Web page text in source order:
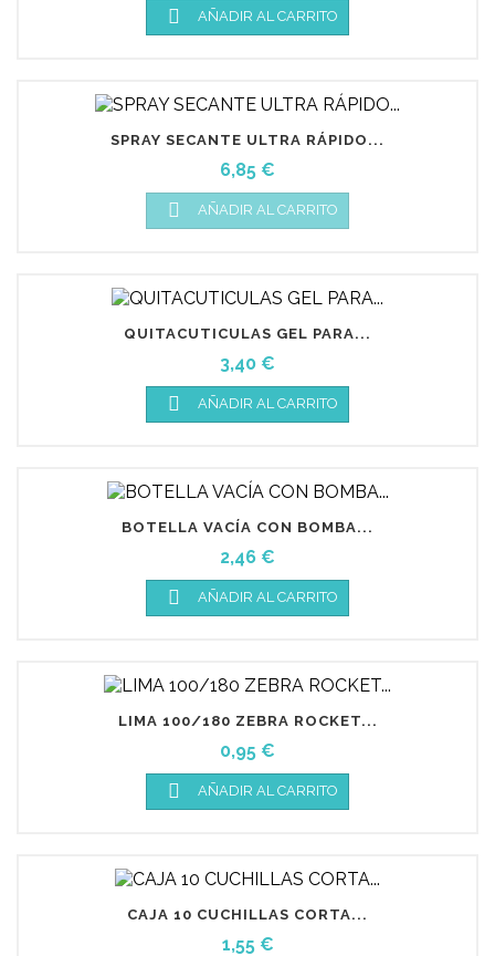
 AÑADIR AL CARRITO
SPRAY SECANTE ULTRA RÁPIDO...
Precio
6,85 €
 AÑADIR AL CARRITO
QUITACUTICULAS GEL PARA...
Precio
3,40 €
 AÑADIR AL CARRITO
BOTELLA VACÍA CON BOMBA...
Precio
2,46 €
 AÑADIR AL CARRITO
LIMA 100/180 ZEBRA ROCKET...
Precio
0,95 €
 AÑADIR AL CARRITO
CAJA 10 CUCHILLAS CORTA...
Precio
1,55 €